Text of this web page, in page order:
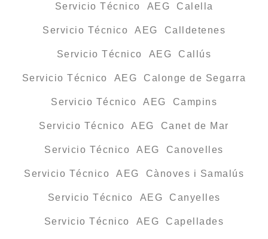
Servicio Técnico AEG Calella
Servicio Técnico AEG Calldetenes
Servicio Técnico AEG Callús
Servicio Técnico AEG Calonge de Segarra
Servicio Técnico AEG Campins
Servicio Técnico AEG Canet de Mar
Servicio Técnico AEG Canovelles
Servicio Técnico AEG Cànoves i Samalús
Servicio Técnico AEG Canyelles
Servicio Técnico AEG Capellades